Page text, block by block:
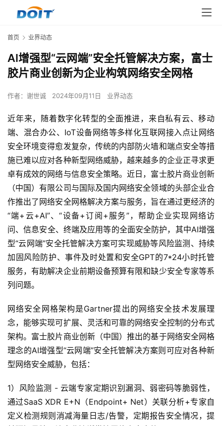
首页 业界动态
AI增强型“云网端”安全托管解决方案，富士
胶片商业创新为企业构筑网络安全网格
作者： 谢世诚 2024年09月11日 业界动态
近年来，随着数字化转型的全面推进，来自私有云、移动
端、混合办公、IoT设备网络等多样化互联网接入点让网络
安全环境变得愈发复杂，传统的内部防火墙和端点安全等措
施已难以应对各种新型网络威胁，越来越多的企业正寻求更
卓有成效的网络与信息安全策略。近日，富士胶片商业创新
（中国）有限公司与国际及国内网络安全领域的头部企业合
作推出了网络安全网格解决方案与服务，旨在通过更经济的
“端+云+AI”、“设备+订阅+服务”，帮助企业实现网络访
问、信息安全、终端及应用等的全面安全防护，其中AI增强
型“云网端”安全托管解决方案可实现威胁等风险监测、持续
加固风险防护、事件及时处置和安全GPT的7*24小时托管
服务，有助解决企业前期设备预算有限和缺少安全专家等系
列问题。
网络安全网格架构是Gartner提出的网络安全技术发展理
念，能够实现可扩展、灵活和可靠的网络安全控制的分布式
架构。富士胶片商业创新（中国）推出的基于网络安全网格
理念的AI增强型“云网端”安全托管解决方案则可应对各种新
型网络安全威胁，包括：
1）风险监测 - 云端专家定期识别漏洞、弱密码等脆弱性，
通过SaaS XDR E+N（Endpoint+ Net）关联分析+专家自
定义检测规则消减海量日志/告警，定期报告安全情况，提